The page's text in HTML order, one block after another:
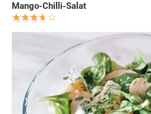
Mango-Chilli-Salat